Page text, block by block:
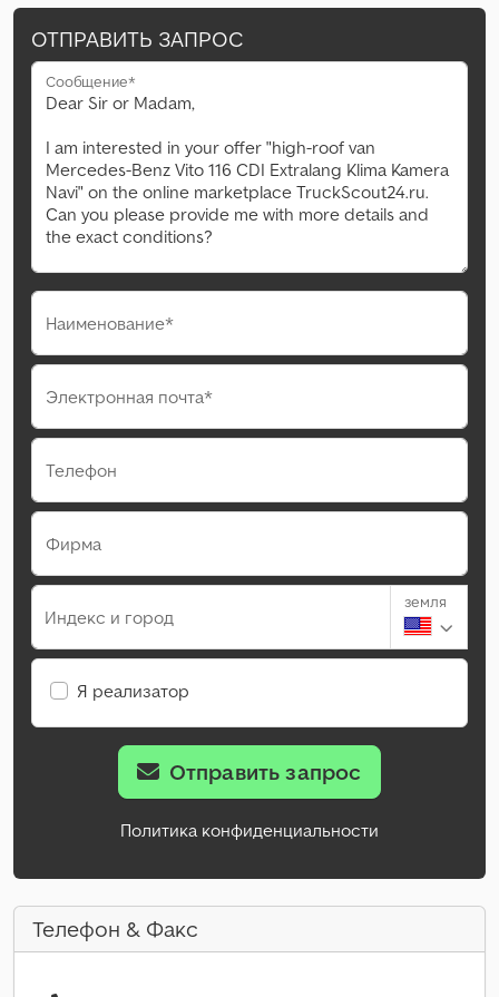
ОТПРАВИТЬ ЗАПРОС
Сообщение*
Наименование*
Электронная почта*
Телефон
Фирма
Индекс и город
земля
Я реализатор
Отправить запрос
Политика конфиденциальности
Телефон & Факс